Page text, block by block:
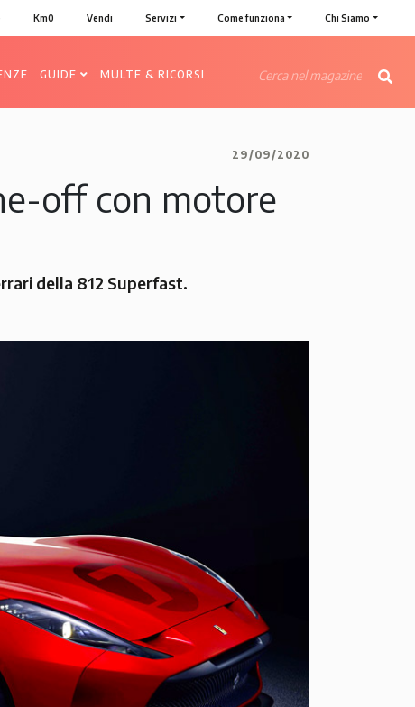
29/09/2020
off con motore
della 812 Superfast.
Km0 Vendi Servizi Come funziona Chi Siamo
GUIDE MULTE & RICORSI